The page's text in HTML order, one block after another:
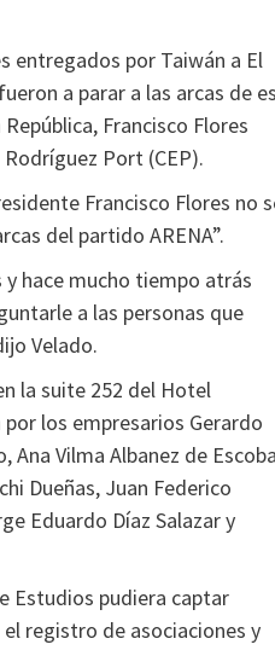
entregados por Taiwán a El
a parar a las arcas de
Francisco Flores
Port (CEP).
Francisco Flores no
del partido ARENA”.
hace mucho tiempo atrás
a las personas que
Velado.
la suite 252 del Hotel
los empresarios Gerardo
Vilma Albanez de
Dueñas, Juan Federico
Eduardo Díaz Salazar y
Estudios pudiera captar
registro de asociaciones y